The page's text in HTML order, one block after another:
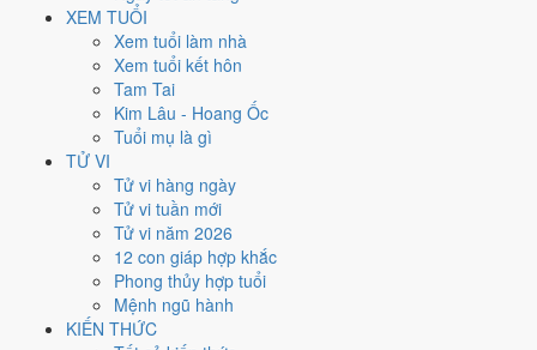
XEM TUỔI
Xem tuổi làm nhà
Xem tuổi kết hôn
Tam Tai
Kim Lâu - Hoang Ốc
Tuổi mụ là gì
TỬ VI
Tử vi hàng ngày
Tử vi tuần mới
Tử vi năm 2026
12 con giáp hợp khắc
Phong thủy hợp tuổi
Mệnh ngũ hành
KIẾN THỨC
Mậu Tý
Bính Ngọ
Ngày Tân Mão có TrựcĐịnh(ngày yên ổn, vững chắc) nhưng gặp
Huyền Vũ hắc đạo. Điểm trung bình 7 việc chính chỉ
Ngày Hung, cần thận trọng với các quyết định lớn khó đảo
Mùi, Hợi, Tuấthợp ngày; tuổi